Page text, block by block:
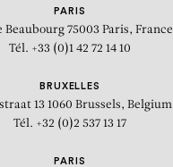
PARIS
Beaubourg 75003 Paris, France
Tél. +33 (0)1 42 72 14 10
BRUXELLES
13 1060 Brussels, Belgium
Tél. +32 (0)2 537 13 17
PARIS